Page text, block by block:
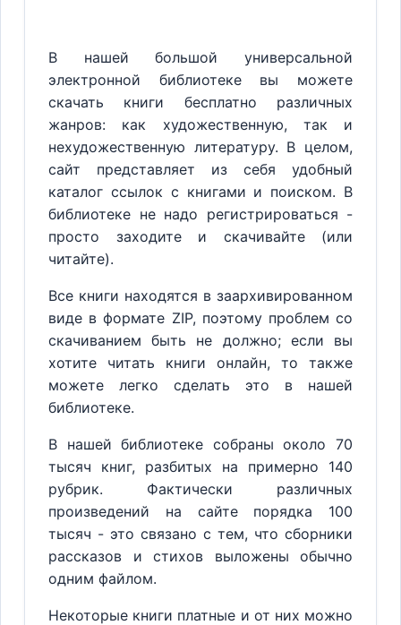
В нашей большой универсальной
электронной библиотеке вы можете
скачать книги бесплатно различных
жанров: как художественную, так и
нехудожественную литературу. В целом,
сайт представляет из себя удобный
каталог ссылок с книгами и поиском. В
библиотеке не надо регистрироваться -
просто заходите и скачивайте (или
читайте).
Все книги находятся в заархивированном
виде в формате ZIP, поэтому проблем со
скачиванием быть не должно; если вы
хотите читать книги онлайн, то также
можете легко сделать это в нашей
библиотеке.
В нашей библиотеке собраны около 70
тысяч книг, разбитых на примерно 140
рубрик. Фактически различных
произведений на сайте порядка 100
тысяч - это связано с тем, что сборники
рассказов и стихов выложены обычно
одним файлом.
Некоторые книги платные и от них можно